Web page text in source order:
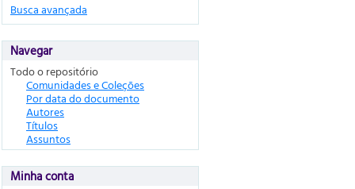
Busca avançada
Navegar
Todo o repositório
Comunidades e Coleções
Por data do documento
Autores
Títulos
Assuntos
Minha conta